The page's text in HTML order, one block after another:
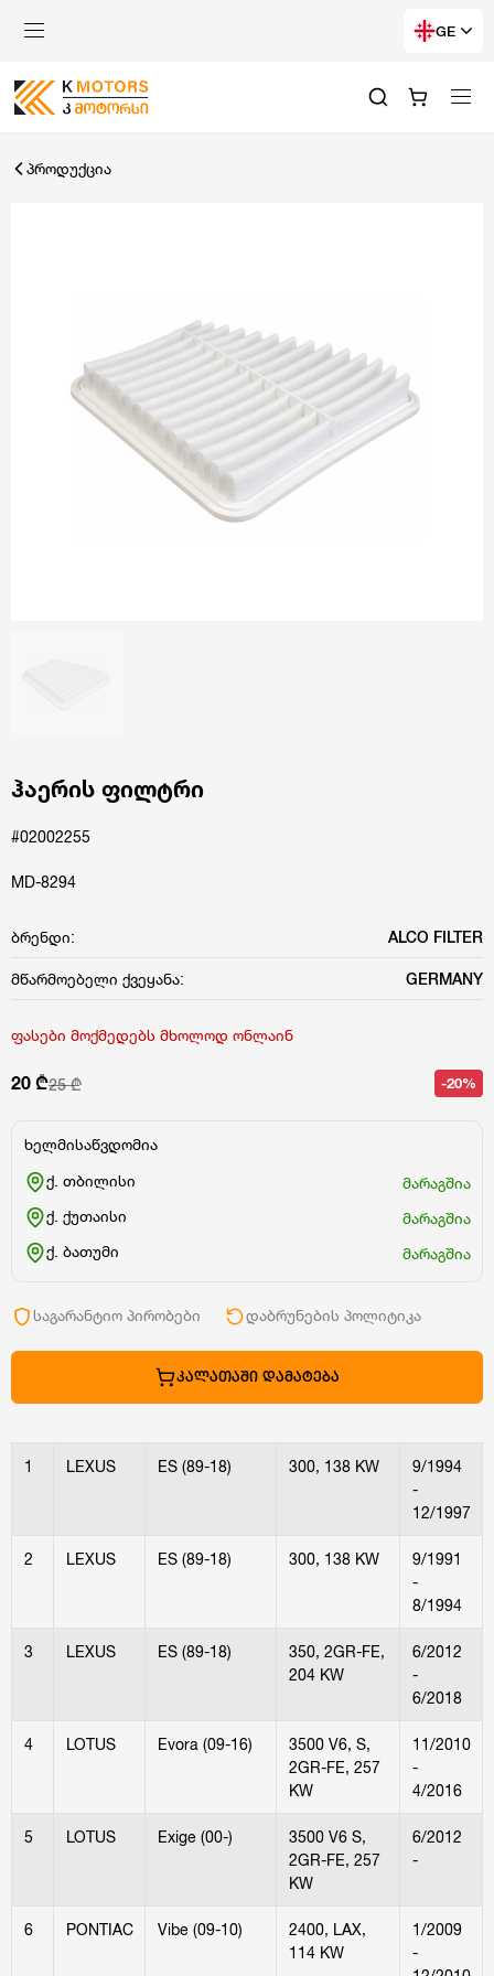
GE
პროდუქცია
ჰაერის ფილტრი
#02002255
MD-8294
ბრენდი: ALCO FILTER
მწარმოებელი ქვეყანა: GERMANY
ფასები მოქმედებს მხოლოდ ონლაინ
20 ₾25 ₾ -20%
ხელმისაწვდომია
ქ. თბილისი
მარაგშია
ქ. ქუთაისი
მარაგშია
ქ. ბათუმი
მარაგშია
საგარანტიო პირობები დაბრუნების პოლიტიკა
ᲙᲐᲚᲐᲗᲐᲨᲘ ᲓᲐᲛᲐᲢᲔᲑᲐ
1 LEXUS ES (89-18) 300, 138 KW
9/1994
-
12/1997
2 LEXUS ES (89-18) 300, 138 KW
9/1991
-
8/1994
3 LEXUS ES (89-18)
350, 2GR-FE,
204 KW
6/2012
-
6/2018
4 LOTUS Evora (09-16)
3500 V6, S,
2GR-FE, 257
KW
11/2010
-
4/2016
5 LOTUS Exige (00-)
3500 V6 S,
2GR-FE, 257
KW
6/2012
-
6 PONTIAC Vibe (09-10)
2400, LAX,
114 KW
1/2009
-